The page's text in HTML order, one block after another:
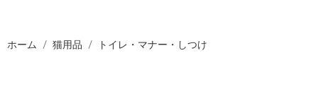
ホーム 猫用品 トイレ・マナー・しつけ